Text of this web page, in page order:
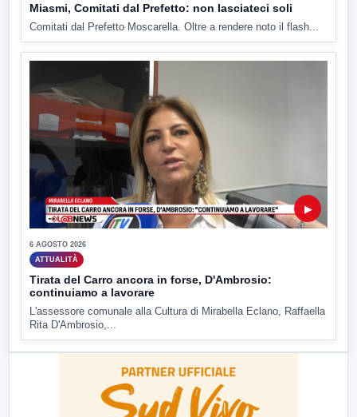
Miasmi, Comitati dal Prefetto: non lasciateci soli
Comitati dal Prefetto Moscarella. Oltre a rendere noto il flash...
▶
6 AGOSTO 2026
ATTUALITÀ
Tirata del Carro ancora in forse, D'Ambrosio:
continuiamo a lavorare
L'assessore comunale alla Cultura di Mirabella Eclano, Raffaella
Rita D'Ambrosio,...